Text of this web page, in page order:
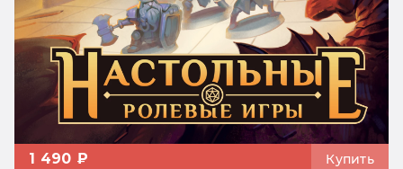
1 490 ₽ Купить